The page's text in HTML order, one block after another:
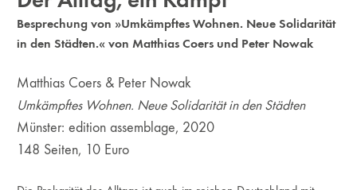
Besprechung von »Umkämpftes Wohnen. Neue Solidarität
in den Städten.« von Matthias Coers und Peter Nowak
Matthias Coers & Peter Nowak
Umkämpftes Wohnen. Neue Solidarität in den Städten
Münster: edition assemblage, 2020
148 Seiten, 10 Euro